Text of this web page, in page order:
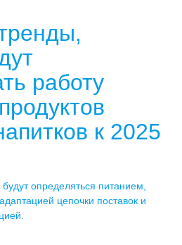
работу
к 2025
определяться питанием,
цепочки поставок и